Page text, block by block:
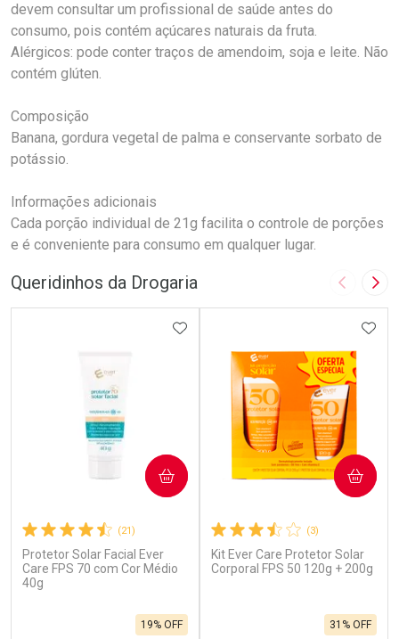
devem consultar um profissional de saúde antes do
consumo, pois contém açúcares naturais da fruta.
Alérgicos: pode conter traços de amendoim, soja e leite. Não
contém glúten.
Composição
Banana, gordura vegetal de palma e conservante sorbato de
potássio.
Informações adicionais
Cada porção individual de 21g facilita o controle de porções
e é conveniente para consumo em qualquer lugar.
Queridinhos da Drogaria Imagem
(21)
Protetor Solar Facial Ever
Care FPS 70 com Cor Médio
40g
19% OFF
ADICIONAR AOS FAVORITOS
COMPRAR
(3)
Kit Ever Care Protetor Solar
Corporal FPS 50 120g + 200g
31% OFF
COMPRAR